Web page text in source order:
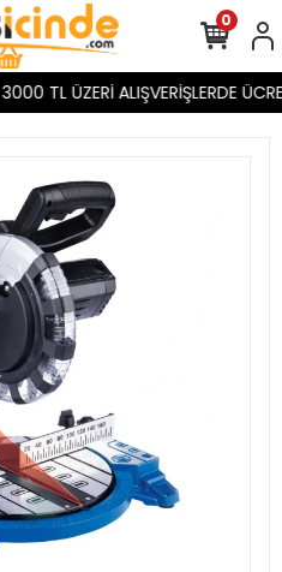
3000 TL ÜZERİ ALIŞVERİŞLERDE
0